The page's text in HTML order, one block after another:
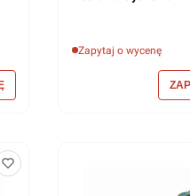
Zapytaj o wycenę